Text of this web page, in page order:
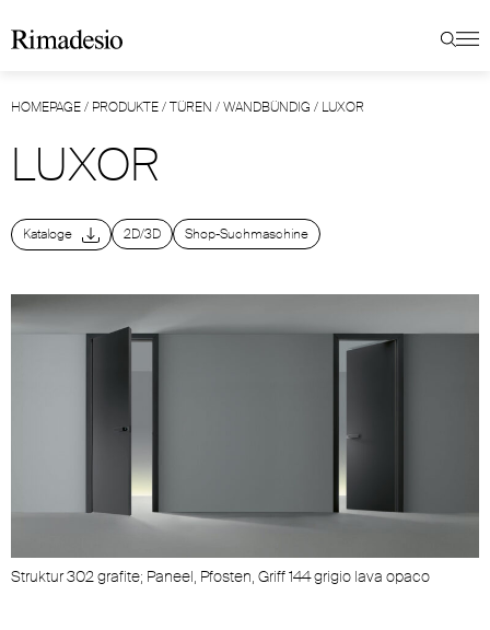
HOMEPAGE/ PRODUKTE/TÜREN /WANDBÜNDIG / LUXOR
LUXOR
Kataloge 2D/3D Shop-Suchmaschine
Struktur 302 grafite; Paneel, Pfosten, Griff 144 grigio lava opaco